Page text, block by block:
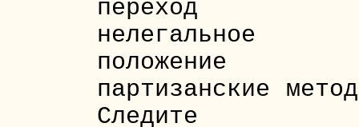
переход
нелегальное
положение
партизанские
Следите